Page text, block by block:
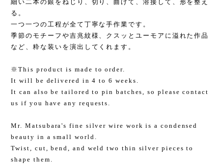
細い二本の銀をねじり、切り、曲げて、溶接して、形を整え
る。
一つ一つの工程が全て丁寧な手作業です。
季節のモチーフや吉兆紋様、クスッとユーモアに溢れた作品
など、粋な装いを演出してくれます。
※This product is made to order.
It will be delivered in 4 to 6 weeks.
It can also be tailored to pin batches, so please contact
us if you have any requests.
Mr. Matsubara's fine silver wire work is a condensed
beauty in a small world.
Twist, cut, bend, and weld two thin silver pieces to
shape them.